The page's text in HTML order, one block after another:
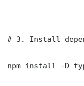
# 3. Install
npm install -D